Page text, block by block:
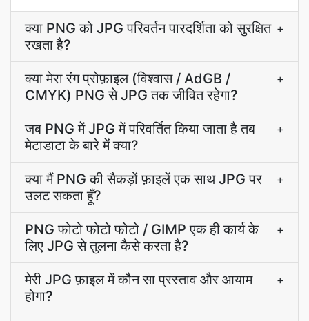
क्या PNG को JPG परिवर्तन पारदर्शिता को सुरक्षित
रखता है?
+
क्या मेरा रंग प्रोफ़ाइल (विश्‍वास / AdGB /
CMYK) PNG से JPG तक जीवित रहेगा?
+
जब PNG में JPG में परिवर्तित किया जाता है तब
मेटाडाटा के बारे में क्या?
+
क्या मैं PNG की सैकड़ों फ़ाइलें एक साथ JPG पर
उलट सकता हूँ?
+
PNG फोटो फोटो फोटो / GIMP एक ही कार्य के
लिए JPG से तुलना कैसे करता है?
+
मेरी JPG फ़ाइल में कौन सा प्रस्ताव और आयाम
होगा?
+